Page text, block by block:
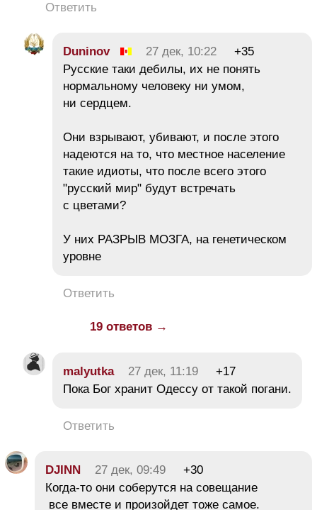
Ответить
Duninov 27 дек, 10:22
+35
Русские таки дебилы, их не понять
нормальному человеку ни умом,
ни сердцем.
Они взрывают, убивают, и после этого
надеются на то, что местное население
такие идиоты, что после всего этого
"русский мир" будут встречать
с цветами?
У них РАЗРЫВ МОЗГА, на генетическом
уровне
Ответить
19 ответов →
malyutka 27 дек, 11:19
+17
Пока Бог хранит Одессу от такой погани.
Ответить
DJINN 27 дек, 09:49
+30
Когда-то они соберутся на совещание
все вместе и произойдет тоже самое.